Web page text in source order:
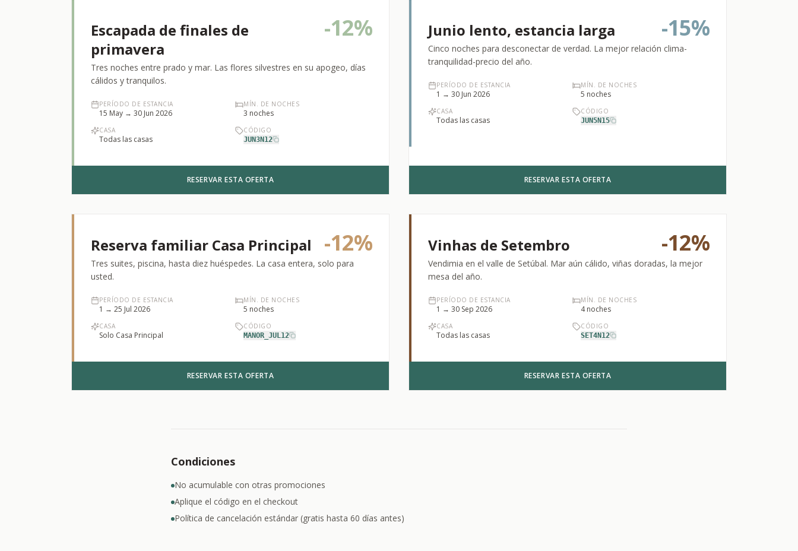
Escapada de finales de
primavera
-12%
Tres noches entre prado y mar. Las flores silvestres en su apogeo, días
cálidos y tranquilos.
PERÍODO DE ESTANCIA
15 May → 30 Jun 2026
MÍN. DE NOCHES
3 noches
CASA
Todas las casas
CÓDIGO
JUN3N12
RESERVAR ESTA OFERTA
Junio lento, estancia larga -15%
Cinco noches para desconectar de verdad. La mejor relación clima-
tranquilidad-precio del año.
PERÍODO DE ESTANCIA
1 → 30 Jun 2026
MÍN. DE NOCHES
5 noches
CASA
Todas las casas
CÓDIGO
JUN5N15
RESERVAR ESTA OFERTA
Reserva familiar Casa Principal -12%
Tres suites, piscina, hasta diez huéspedes. La casa entera, solo para
usted.
PERÍODO DE ESTANCIA
1 → 25 Jul 2026
MÍN. DE NOCHES
5 noches
CASA
Solo Casa Principal
CÓDIGO
MANOR_JUL12
RESERVAR ESTA OFERTA
Vinhas de Setembro -12%
Vendimia en el valle de Setúbal. Mar aún cálido, viñas doradas, la mejor
mesa del año.
PERÍODO DE ESTANCIA
1 → 30 Sep 2026
MÍN. DE NOCHES
4 noches
CASA
Todas las casas
CÓDIGO
SET4N12
RESERVAR ESTA OFERTA
Condiciones
No acumulable con otras promociones
Aplique el código en el checkout
Política de cancelación estándar (gratis hasta 60 días antes)